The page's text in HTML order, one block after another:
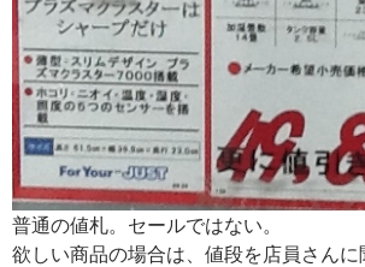
普通の値札。セールではない。
欲しい商品の場合は、値段を店員さんに